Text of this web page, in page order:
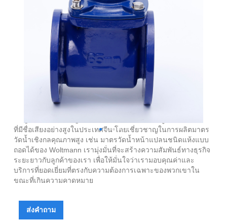
Woltmann มิเตอร์น้ำหน้าแปลนชนิดแห้งถอดได้
ที่มีชื่อเสียงอย่างสูงในประเทศจีน โดยเชี่ยวชาญในการผลิตมาตร
วัดน้ำเชิงกลคุณภาพสูง เช่น มาตรวัดน้ำหน้าแปลนชนิดแห้งแบบ
ถอดได้ของ Woltmann เรามุ่งมั่นที่จะสร้างความสัมพันธ์ทางธุรกิจ
ระยะยาวกับลูกค้าของเรา เพื่อให้มั่นใจว่าเรามอบคุณค่าและ
บริการที่ยอดเยี่ยมที่ตรงกับความต้องการเฉพาะของพวกเขาใน
ขณะที่เกินความคาดหมาย
ส่งคำถาม